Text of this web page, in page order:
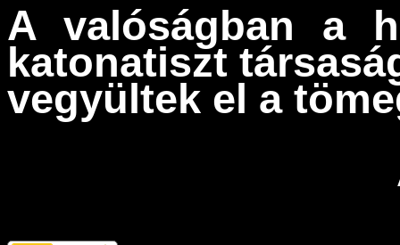
A valóságban a
katonatiszt
vegyültek el a